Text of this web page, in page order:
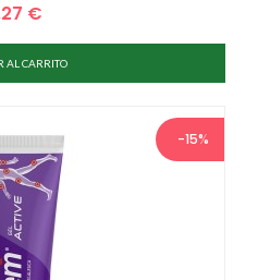
€
AL CARRITO
-15%